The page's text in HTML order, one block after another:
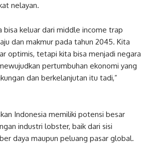
nelayan.
bisa keluar dari middle income trap
dan makmur pada tahun 2045. Kita
optimis, tetapi kita bisa menjadi negara
pertumbuhan ekonomi yang
dan berkelanjutan itu tadi,”
Indonesia memiliki potensi besar
industri lobster, baik dari sisi
daya maupun peluang pasar global.